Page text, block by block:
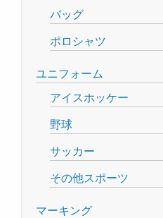
バッグ
ポロシャツ
ユニフォーム
アイスホッケー
野球
サッカー
その他スポーツ
マーキング